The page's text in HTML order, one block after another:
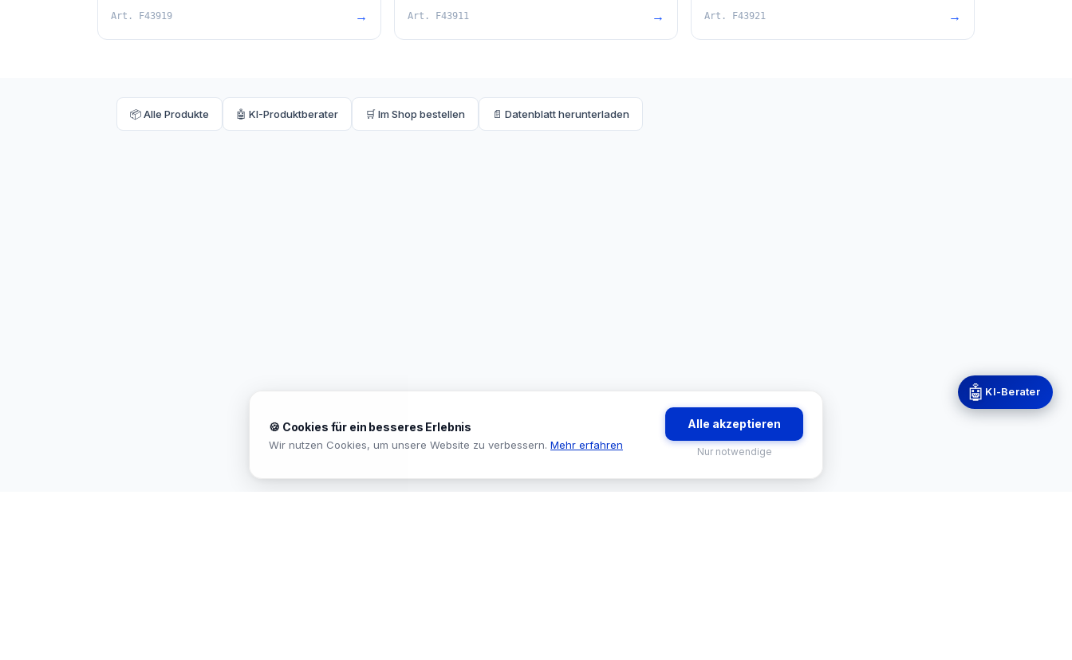
Art. F43919 → Art. F43911 → Art. F43921 →
📦 Alle Produkte 🤖 KI-Produktberater 🛒 Im Shop bestellen 📄 Datenblatt herunterladen
🤖 KI-Berater
🍪 Cookies für ein besseres Erlebnis
Wir nutzen Cookies, um unsere Website zu verbessern. Mehr erfahren
Alle akzeptieren
Nur notwendige